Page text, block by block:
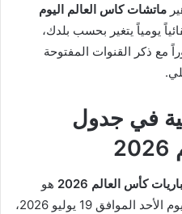
ماتشات كاس العالم اليوم
يومياً يتغير بحسب بلدك،
مع ذكر القنوات المفتوحة
في جدول
كأس العالم 2026
هو
المباراة النهائية الكبرى التي تقام يوم الأحد الموافق 19 يوليو 2026،